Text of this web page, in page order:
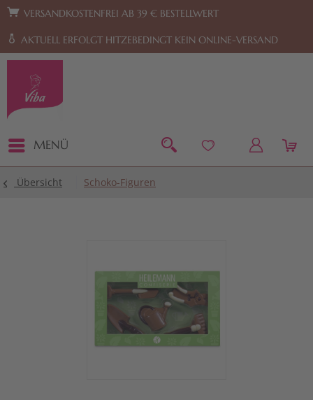
Zur Hauptnavigation springen Zum Footer springen
VERSANDKOSTENFREI AB 39 € BESTELLWERT
AKTUELL ERFOLGT HITZEBEDINGT KEIN ONLINE-VERSAND
MENÜ
Übersicht Schoko-Figuren